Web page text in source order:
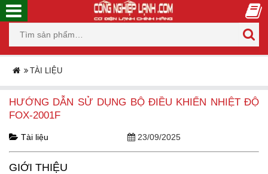
TÀI LIỆU
HƯỚNG DẪN SỬ DỤNG BỘ ĐIỀU KHIỂN NHIỆT ĐỘ
FOX-2001F
Tài liệu 23/09/2025
GIỚI THIỆU